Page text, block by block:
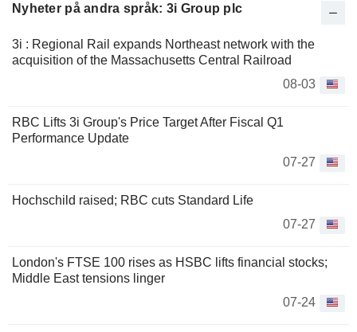
Nyheter på andra språk: 3i Group plc
3i : Regional Rail expands Northeast network with the
acquisition of the Massachusetts Central Railroad
08-03
RBC Lifts 3i Group's Price Target After Fiscal Q1
Performance Update
07-27
Hochschild raised; RBC cuts Standard Life
07-27
London's FTSE 100 rises as HSBC lifts financial stocks;
Middle East tensions linger
07-24